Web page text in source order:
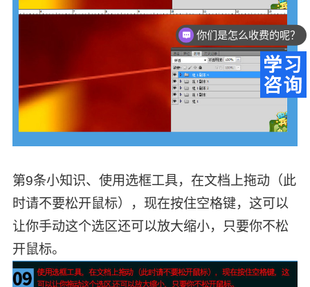
第9条小知识、使用选框工具，在文档上拖动（此
时请不要松开鼠标），现在按住空格键，这可以
让你手动这个选区还可以放大缩小，只要你不松
开鼠标。
你们是怎么收费的呢？